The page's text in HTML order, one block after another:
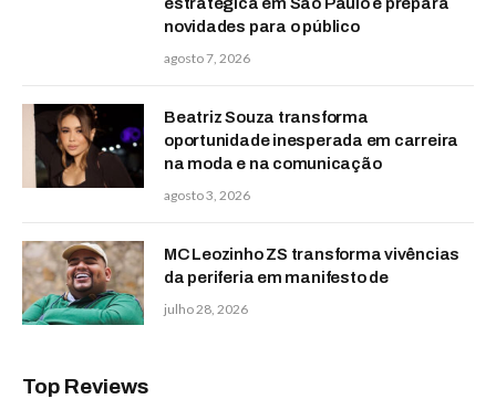
novidades para o público
agosto 7, 2026
Beatriz Souza transforma
oportunidade inesperada em carreira
na moda e na comunicação
agosto 3, 2026
MC Leozinho ZS transforma vivências
da periferia em manifesto de
julho 28, 2026
Top Reviews